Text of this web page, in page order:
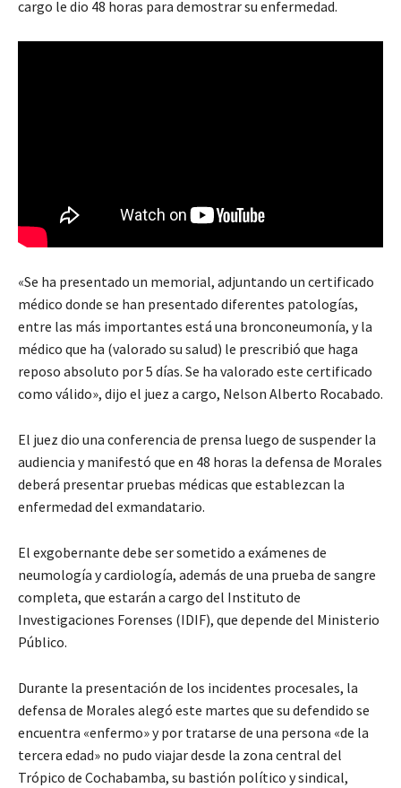
cargo le dio 48 horas para demostrar su enfermedad.
«Se ha presentado un memorial, adjuntando un certificado
médico donde se han presentado diferentes patologías,
entre las más importantes está una bronconeumonía, y la
médico que ha (valorado su salud) le prescribió que haga
reposo absoluto por 5 días. Se ha valorado este certificado
como válido», dijo el juez a cargo, Nelson Alberto Rocabado.
El juez dio una conferencia de prensa luego de suspender la
audiencia y manifestó que en 48 horas la defensa de Morales
deberá presentar pruebas médicas que establezcan la
enfermedad del exmandatario.
El exgobernante debe ser sometido a exámenes de
neumología y cardiología, además de una prueba de sangre
completa, que estarán a cargo del Instituto de
Investigaciones Forenses (IDIF), que depende del Ministerio
Público.
Durante la presentación de los incidentes procesales, la
defensa de Morales alegó este martes que su defendido se
encuentra «enfermo» y por tratarse de una persona «de la
tercera edad» no pudo viajar desde la zona central del
Trópico de Cochabamba, su bastión político y sindical,